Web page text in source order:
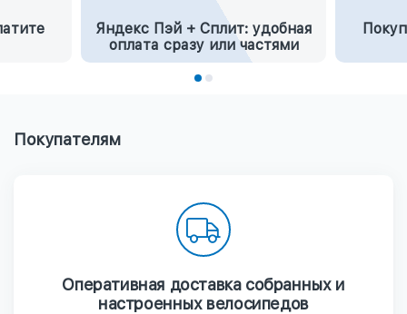
Яндекс Пэй + Сплит: удобная
оплата сразу или частями
Покупателям
Оперативная доставка собранных и
настроенных велосипедов